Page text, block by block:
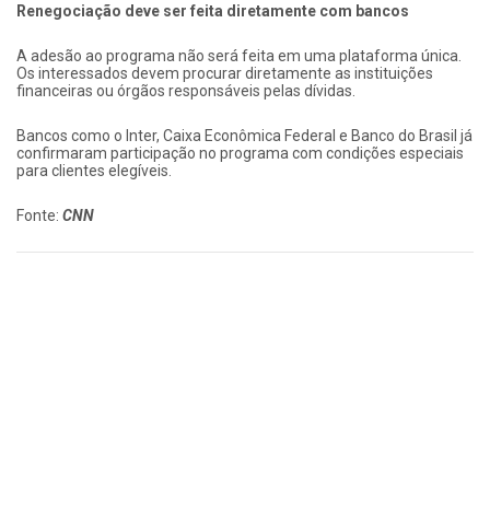
Renegociação deve ser feita diretamente com bancos
A adesão ao programa não será feita em uma plataforma única.
Os interessados devem procurar diretamente as instituições
financeiras ou órgãos responsáveis pelas dívidas.
Bancos como o Inter, Caixa Econômica Federal e Banco do Brasil já
confirmaram participação no programa com condições especiais
para clientes elegíveis.
Fonte: CNN